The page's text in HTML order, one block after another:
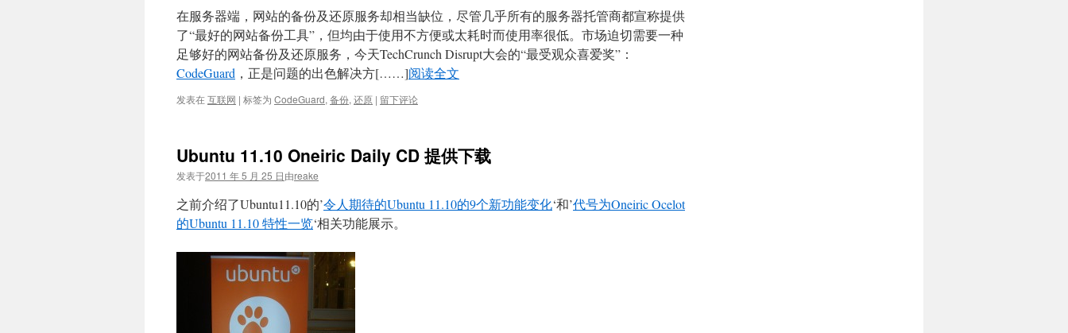
在服务器端，网站的备份及还原服务却相当缺位，尽管几乎所有的服务器托管商都宣称提供
了“最好的网站备份工具”，但均由于使用不方便或太耗时而使用率很低。市场迫切需要一种
足够好的网站备份及还原服务，今天TechCrunch Disrupt大会的“最受观众喜爱奖”：
CodeGuard ，正是问题的出色解决方[……]阅读全文
发表在互联网 | 标签为 CodeGuard, 备份, 还原 | 留下评论
Ubuntu 11.10 Oneiric Daily CD 提供下载
发表于2011 年 5 月 25 日由reake
之前介绍了Ubuntu11.10的’令人期待的Ubuntu 11.10的9个新功能变化‘和’代号为Oneiric Ocelot
的Ubuntu 11.10 特性一览‘相关功能展示。